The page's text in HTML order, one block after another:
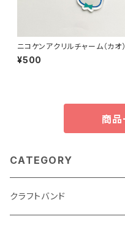
ニコケンアクリルチャーム（カオ）
¥500
商品
CATEGORY
クラフトバンド